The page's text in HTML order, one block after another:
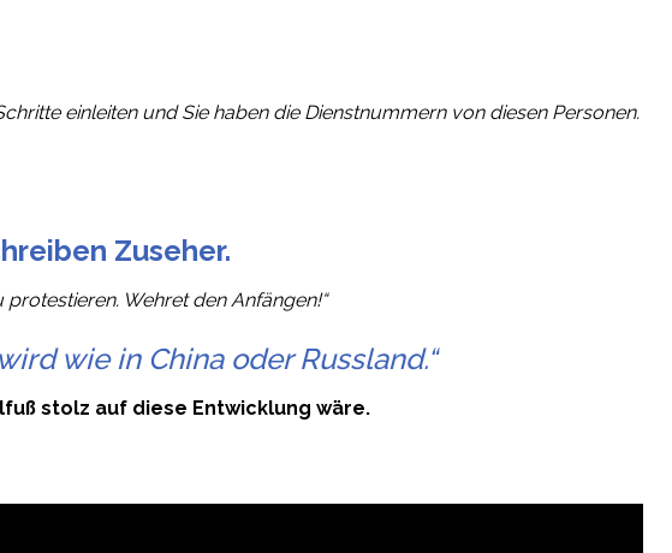
einleiten und Sie haben die Dienstnummern von diesen Personen.
Zuseher.
Wehret den Anfängen!“
wie in China oder Russland.“
stolz auf diese Entwicklung wäre.